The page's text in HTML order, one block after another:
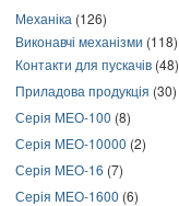
Механіка (126)
Виконавчі механізми (118)
Контакти для пускачів (48)
Приладова продукція (30)
Серія МЕО-100 (8)
Серія МЕО-10000 (2)
Серія МЕО-16 (7)
Серія МЕО-1600 (6)